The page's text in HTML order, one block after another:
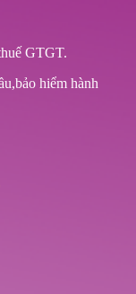
GTGT.
hiểm hành